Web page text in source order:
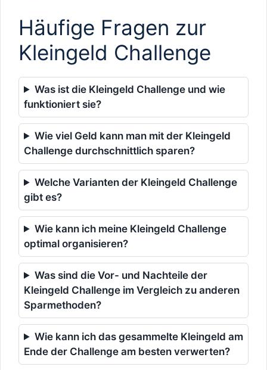
Häufige Fragen zur
Kleingeld Challenge
Was ist die Kleingeld Challenge und wie
funktioniert sie?
Wie viel Geld kann man mit der Kleingeld
Challenge durchschnittlich sparen?
Welche Varianten der Kleingeld Challenge
gibt es?
Wie kann ich meine Kleingeld Challenge
optimal organisieren?
Was sind die Vor- und Nachteile der
Kleingeld Challenge im Vergleich zu anderen
Sparmethoden?
Wie kann ich das gesammelte Kleingeld am
Ende der Challenge am besten verwerten?